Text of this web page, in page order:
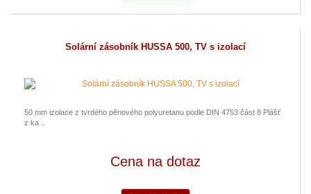
Solární zásobník HUSSA 500, TV s izolací
50 mm izolace z tvrdého pěnového polyuretanu podle DIN 4753 část 8 Plášť
z ka ..
Cena na dotaz